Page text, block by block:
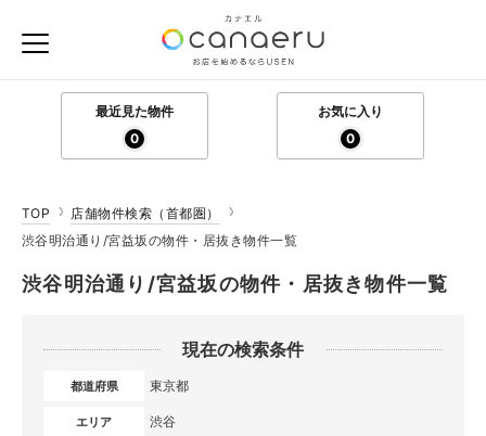
最近見た物件
0
お気に入り
0
TOP
店舗物件検索（首都圏）
渋谷明治通り/宮益坂の物件・居抜き物件一覧
渋谷明治通り/宮益坂の物件・居抜き物件一覧
現在の検索条件
都道府県 東京都
エリア 渋谷